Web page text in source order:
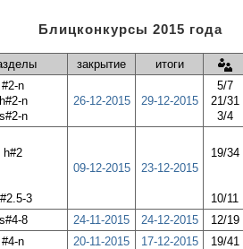
Блицконкурсы 2015 года
закрытие итоги
#2-n
h#2-n
s#2-n
26-12-2015 29-12-2015
5/7
21/31
3/4
h#2
3
09-12-2015 23-12-2015
19/34
10/11
s#4-8 24-11-2015 24-12-2015 12/19
#4-n 20-11-2015 17-12-2015 19/41